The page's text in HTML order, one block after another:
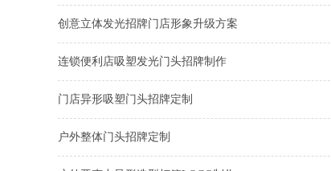
创意立体发光招牌门店形象升级方案
连锁便利店吸塑发光门头招牌制作
门店异形吸塑门头招牌定制
户外整体门头招牌定制